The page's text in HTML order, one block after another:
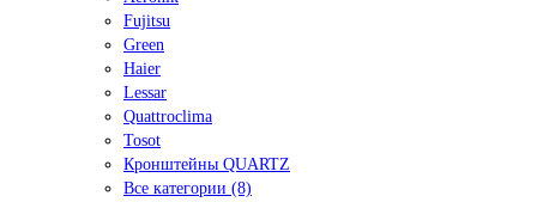
Fujitsu
Green
Haier
Lessar
Quattroclima
Tosot
Кронштейны QUARTZ
Все категории (8)